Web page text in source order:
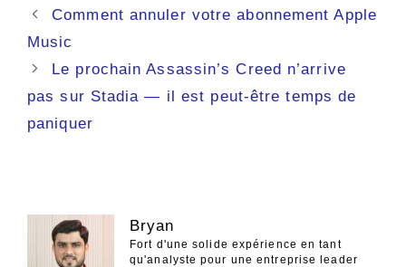
Navigation
des
Comment annuler votre abonnement Apple
Music
Le prochain Assassin’s Creed n’arrive
pas sur Stadia — il est peut-être temps de
paniquer
Bryan
Fort d'une solide expérience en tant
qu'analyste pour une entreprise leader